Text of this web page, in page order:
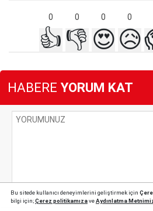
0 0 0 0
👍 👎 😍😥
HABERE YORUM KAT
Bu sitede kullanıcı deneyimlerini geliştirmek için
bilgi için;Çerez politikamızaveAydınlatma